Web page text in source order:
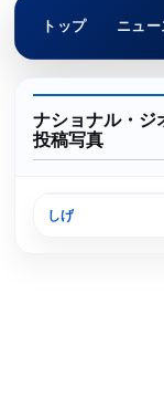
トップ ニュー
ナショナル・ジ
投稿写真
宇野港 第一突堤
しげ